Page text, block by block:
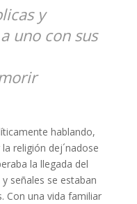
y
uno con sus
hablando,
religión dej´nadose
la llegada del
señales se estaban
Con una vida familiar